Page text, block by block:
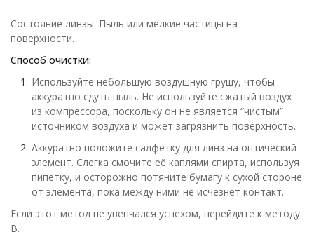
Состояние линзы: Пыль или мелкие частицы на
поверхности.
Способ очистки:
Используйте небольшую воздушную грушу, чтобы
аккуратно сдуть пыль. Не используйте сжатый воздух
из компрессора, поскольку он не является “чистым”
источником воздуха и может загрязнить поверхность.
Аккуратно положите салфетку для линз на оптический
элемент. Слегка смочите её каплями спирта, используя
пипетку, и осторожно потяните бумагу к сухой стороне
от элемента, пока между ними не исчезнет контакт.
Если этот метод не увенчался успехом, перейдите к методу
B.